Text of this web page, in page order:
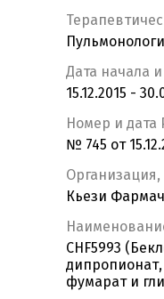
Дата начала
15.12.2015 -
Номер и дата
№ 745 от
Кьези
CHF5993
фумарат и